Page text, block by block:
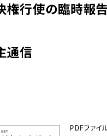
権行使の臨時報
通信
PDFファイ